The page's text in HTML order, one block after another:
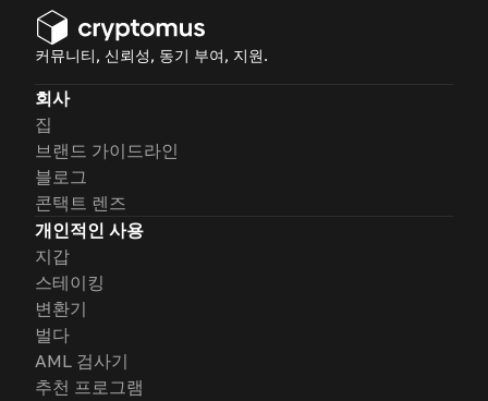
커뮤니티, 신뢰성, 동기 부여, 지원.
회사
집
브랜드 가이드라인
블로그
콘택트 렌즈
개인적인 사용
지갑
스테이킹
변환기
벌다
AML 검사기
추천 프로그램